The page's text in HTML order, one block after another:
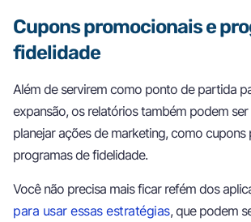
Cupons promocionais e
fidelidade
Além de servirem como ponto de partida
expansão, os relatórios também podem
planejar ações de marketing, como cupons
programas de fidelidade.
Você não precisa mais ficar refém dos
para usar essas estratégias, que podem